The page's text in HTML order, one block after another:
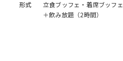
形式
立食ブッフェ・着席ブッフェ
＋飲み放題（2時間）